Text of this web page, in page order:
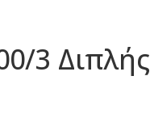
3 Διπλής